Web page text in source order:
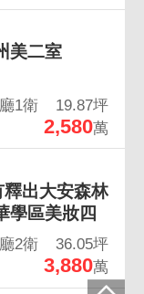
美二室
1衛 19.87坪
2,580萬
出大安森林
學區美妝四
2衛 36.05坪
3,880萬